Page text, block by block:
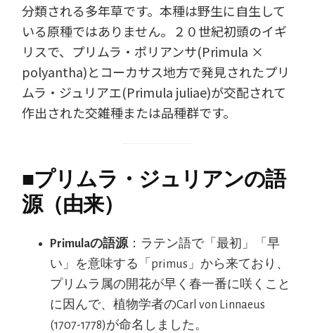
分類される多年草です。本種は野生に自生して
いる原種ではありません。２０世紀初頭のイギ
リスで、プリムラ・ポリアンサ(Primula ×
polyantha)とコーカサス地方で発見されたプリ
ムラ・ジュリアエ(Primula juliae)が交配されて
作出された交雑種または品種群です。
■プリムラ・ジュリアンの語
源（由来）
Primulaの語源：ラテン語で「最初」「早
い」を意味する「primus」から来ており、
プリムラ属の開花が早く春一番に咲くこと
に因んで、植物学者のCarl von Linnaeus
(1707-1778)が命名しました。